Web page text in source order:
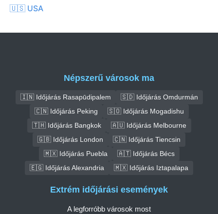
🇺🇸 USA
Népszerű városok ma
🇮🇳 Időjárás Rasapūdipalem
🇸🇩 Időjárás Omdurmán
🇨🇳 Időjárás Peking
🇸🇴 Időjárás Mogadishu
🇹🇭 Időjárás Bangkok
🇦🇺 Időjárás Melbourne
🇬🇧 Időjárás London
🇨🇳 Időjárás Tiencsin
🇲🇽 Időjárás Puebla
🇦🇹 Időjárás Bécs
🇪🇬 Időjárás Alexandria
🇲🇽 Időjárás Iztapalapa
Extrém időjárási események
A legforróbb városok most